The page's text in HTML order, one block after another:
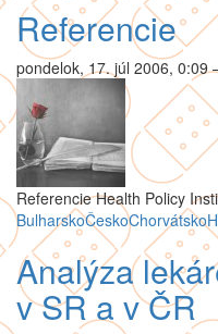
Referencie
pondelok, 17. júl 2006, 0:09
Referencie Health Policy
BulharskoČeskoChorvátsko
Analýza
v SR a v ČR